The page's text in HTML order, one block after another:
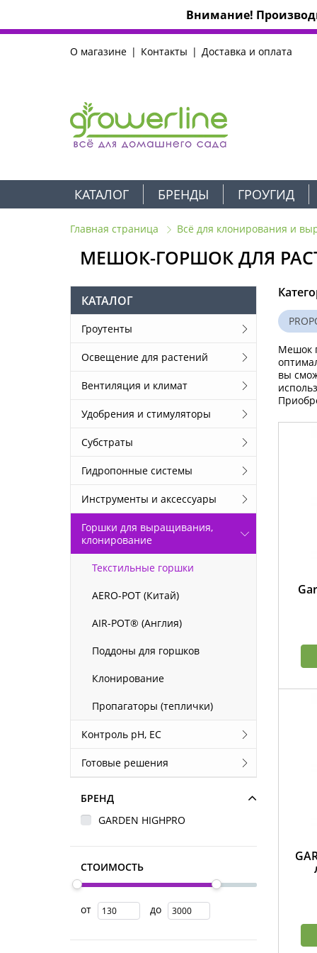
Внимание!
О магазине Контакты Доставка и оплата
КАТАЛОГ БРЕНДЫ ГРОУГИД
Главная страница Всё для клонирования и
МЕШОК-ГОРШОК ДЛЯ
КАТАЛОГ
Гроутенты
Освещение для растений
Вентиляция и климат
Удобрения и стимуляторы
Субстраты
Гидропонные системы
Инструменты и аксессуары
Горшки для выращивания,
клонирование
Текстильные горшки
AERO-POT (Китай)
AIR-POT® (Англия)
Поддоны для горшков
Клонирование
Пропагаторы (теплички)
Контроль pH, EС
Готовые решения
БРЕНД
GARDEN HIGHPRO
СТОИМОСТЬ
от до
Мешок
вы